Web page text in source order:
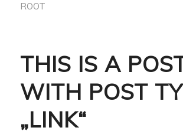
ROOT
THIS IS A
WITH POST
„LINK“